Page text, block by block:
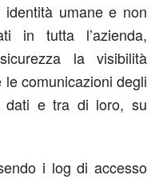
umane e non
in tutta l’azienda,
la visibilità
comunicazioni degli
dati e tra di loro, su
i log di accesso